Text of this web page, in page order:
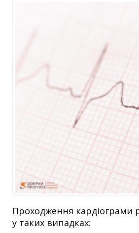
Проходження кардіограми
у таких випадках: